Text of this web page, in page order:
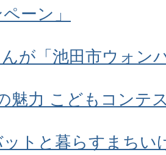
ーン」
が「池田市ウォン
魅力 こどもコンテ
ットと暮らすまち